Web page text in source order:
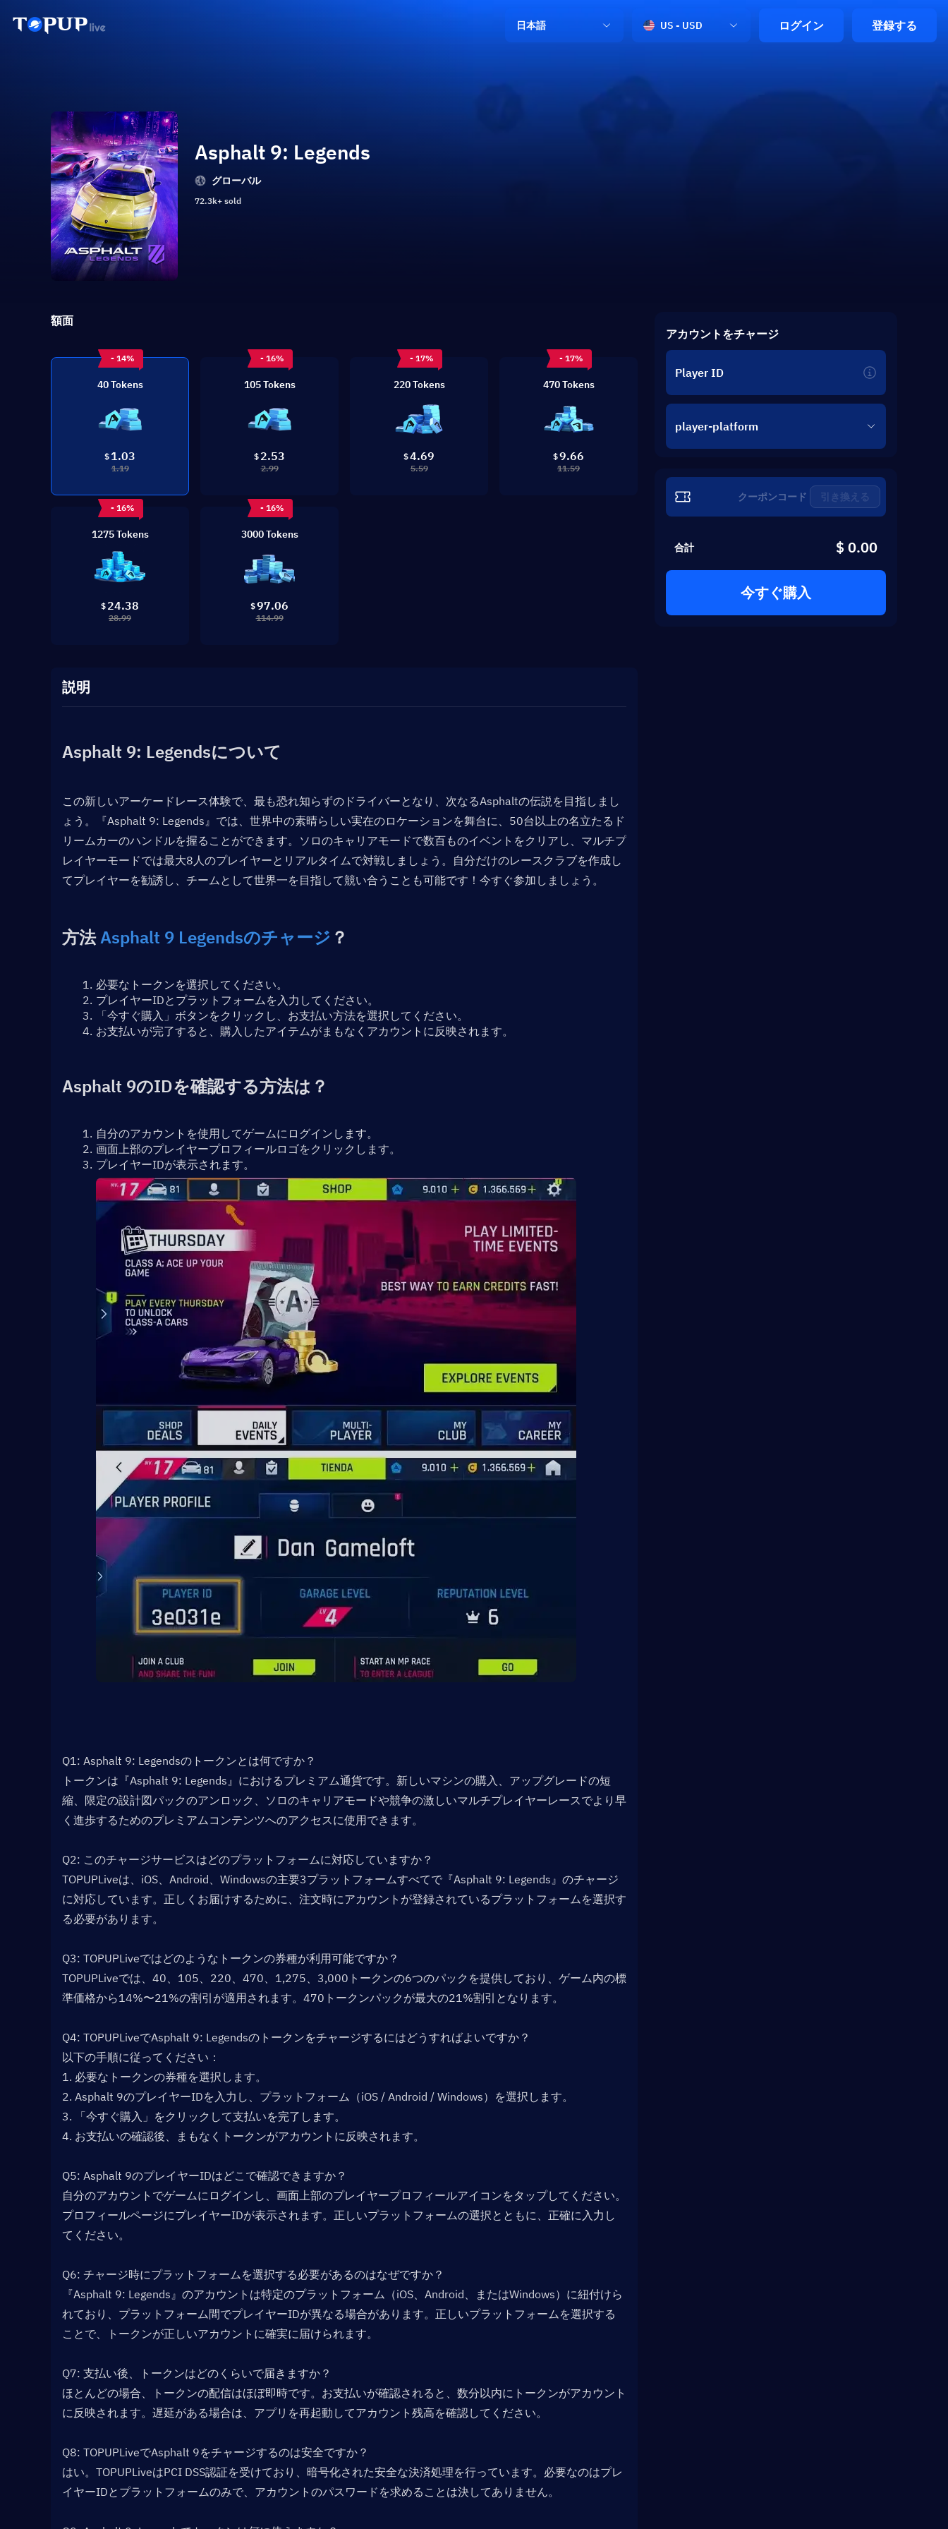
日本語 US - USD ログイン 登録する
Asphalt 9: Legends
グローバル
72.3k+ sold
額面
- 14%
40 Tokens
$ 1.03
1.19
- 16%
105 Tokens
$ 2.53
2.99
- 17%
220 Tokens
$4.69
5.59
- 17%
470 Tokens
$9.66
11.59
- 16%
1275 Tokens
$ 24.38
28.99
- 16%
3000 Tokens
$97.06
114.99
説明
Asphalt 9: Legendsについて
この新しいアーケードレース体験で、最も恐れ知らずのドライバーとなり、次なるAsphaltの伝説を目指しまし
ょう。『Asphalt 9: Legends』では、世界中の素晴らしい実在のロケーションを舞台に、50台以上の名立たるド
リームカーのハンドルを握ることができます。ソロのキャリアモードで数百ものイベントをクリアし、マルチプ
レイヤーモードでは最大8人のプレイヤーとリアルタイムで対戦しましょう。自分だけのレースクラブを作成し
てプレイヤーを勧誘し、チームとして世界一を目指して競い合うことも可能です！今すぐ参加しましょう。
方法 Asphalt 9 Legendsのチャージ ？
必要なトークンを選択してください。
プレイヤーIDとプラットフォームを入力してください。
「今すぐ購入」ボタンをクリックし、お支払い方法を選択してください。
お支払いが完了すると、購入したアイテムがまもなくアカウントに反映されます。
Asphalt 9のIDを確認する方法は？
自分のアカウントを使用してゲームにログインします。
画面上部のプレイヤープロフィールロゴをクリックします。
プレイヤーIDが表示されます。
Q1: Asphalt 9: Legendsのトークンとは何ですか？
トークンは『Asphalt 9: Legends』におけるプレミアム通貨です。新しいマシンの購入、アップグレードの短
縮、限定の設計図パックのアンロック、ソロのキャリアモードや競争の激しいマルチプレイヤーレースでより早
く進歩するためのプレミアムコンテンツへのアクセスに使用できます。
Q2: このチャージサービスはどのプラットフォームに対応していますか？
TOPUPLiveは、iOS、Android、Windowsの主要3プラットフォームすべてで『Asphalt 9: Legends』のチャージ
に対応しています。正しくお届けするために、注文時にアカウントが登録されているプラットフォームを選択す
る必要があります。
Q3: TOPUPLiveではどのようなトークンの券種が利用可能ですか？
TOPUPLiveでは、40、105、220、470、1,275、3,000トークンの6つのパックを提供しており、ゲーム内の標
準価格から14%〜21%の割引が適用されます。470トークンパックが最大の21%割引となります。
Q4: TOPUPLiveでAsphalt 9: Legendsのトークンをチャージするにはどうすればよいですか？
以下の手順に従ってください：
1. 必要なトークンの券種を選択します。
2. Asphalt 9のプレイヤーIDを入力し、プラットフォーム（iOS / Android / Windows）を選択します。
3. 「今すぐ購入」をクリックして支払いを完了します。
4. お支払いの確認後、まもなくトークンがアカウントに反映されます。
Q5: Asphalt 9のプレイヤーIDはどこで確認できますか？
自分のアカウントでゲームにログインし、画面上部のプレイヤープロフィールアイコンをタップしてください。
プロフィールページにプレイヤーIDが表示されます。正しいプラットフォームの選択とともに、正確に入力し
てください。
Q6: チャージ時にプラットフォームを選択する必要があるのはなぜですか？
『Asphalt 9: Legends』のアカウントは特定のプラットフォーム（iOS、Android、またはWindows）に紐付けら
れており、プラットフォーム間でプレイヤーIDが異なる場合があります。正しいプラットフォームを選択する
ことで、トークンが正しいアカウントに確実に届けられます。
Q7: 支払い後、トークンはどのくらいで届きますか？
ほとんどの場合、トークンの配信はほぼ即時です。お支払いが確認されると、数分以内にトークンがアカウント
に反映されます。遅延がある場合は、アプリを再起動してアカウント残高を確認してください。
Q8: TOPUPLiveでAsphalt 9をチャージするのは安全ですか？
はい。TOPUPLiveはPCI DSS認証を受けており、暗号化された安全な決済処理を行っています。必要なのはプレ
イヤーIDとプラットフォームのみで、アカウントのパスワードを求めることは決してありません。
アカウントをチャージ
Player ID
player-platform
引き換える
合計 $ 0.00
今すぐ購入